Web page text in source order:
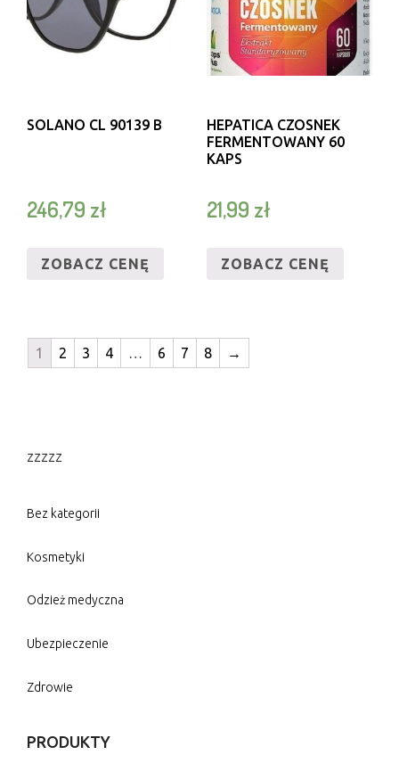
SOLANO CL 90139 B
246,79 zł
ZOBACZ CENĘ
HEPATICA CZOSNEK
FERMENTOWANY 60
KAPS
21,99 zł
ZOBACZ CENĘ
1 2 3 4 … 6 7 8 →
zzzzz
Bez kategorii
Kosmetyki
Odzież medyczna
Ubezpieczenie
Zdrowie
PRODUKTY